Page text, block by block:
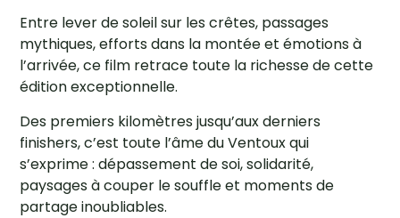
Entre lever de soleil sur les crêtes, passages
mythiques, efforts dans la montée et émotions à
l’arrivée, ce film retrace toute la richesse de cette
édition exceptionnelle.
Des premiers kilomètres jusqu’aux derniers
finishers, c’est toute l’âme du Ventoux qui
s’exprime : dépassement de soi, solidarité,
paysages à couper le souffle et moments de
partage inoubliables.